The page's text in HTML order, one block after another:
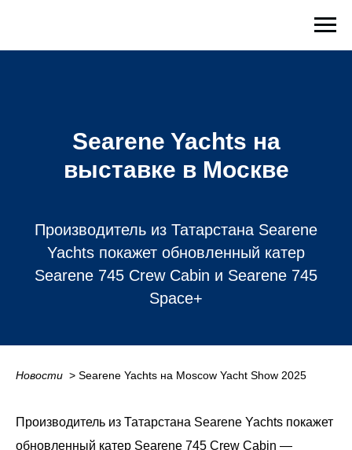
Searene Yachts на
выставке в Москве
Производитель из Татарстана Searene
Yachts покажет обновленный катер
Searene 745 Crew Cabin и Searene 745
Space+
Новости > Searene Yachts на Moscow Yacht Show 2025
Производитель из Татарстана Searene Yachts покажет
обновленный катер Searene 745 Crew Cabin —